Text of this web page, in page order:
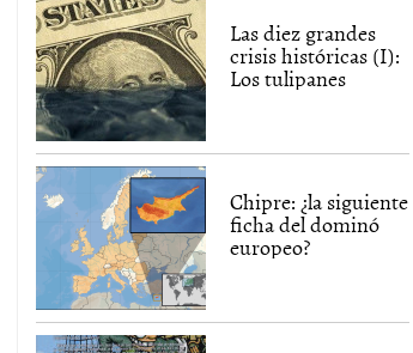
Las diez grandes
crisis históricas (I):
Los tulipanes
Chipre: ¿la siguiente
ficha del dominó
europeo?